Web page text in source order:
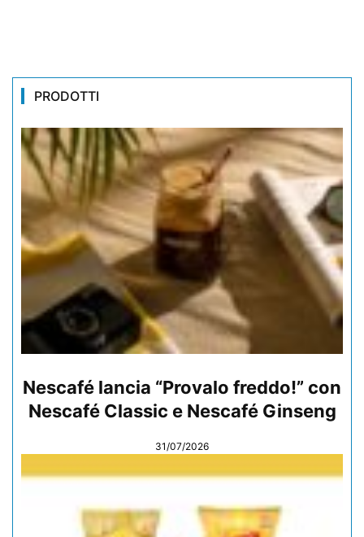
PRODOTTI
Nescafé lancia “Provalo freddo!” con
Nescafé Classic e Nescafé Ginseng
31/07/2026